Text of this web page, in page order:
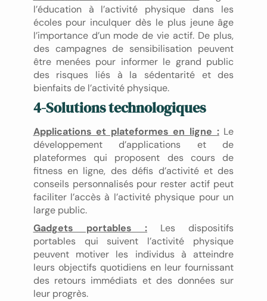
l’éducation à l’activité physique dans les
écoles pour inculquer dès le plus jeune âge
l’importance d’un mode de vie actif. De plus,
des campagnes de sensibilisation peuvent
être menées pour informer le grand public
des risques liés à la sédentarité et des
bienfaits de l’activité physique.
4-Solutions technologiques
Applications et plateformes en ligne :Le
développement d’applications et de
plateformes qui proposent des cours de
fitness en ligne, des défis d’activité et des
conseils personnalisés pour rester actif peut
faciliter l’accès à l’activité physique pour un
large public.
Gadgets portables :Les dispositifs
portables qui suivent l’activité physique
peuvent motiver les individus à atteindre
leurs objectifs quotidiens en leur fournissant
des retours immédiats et des données sur
leur progrès.